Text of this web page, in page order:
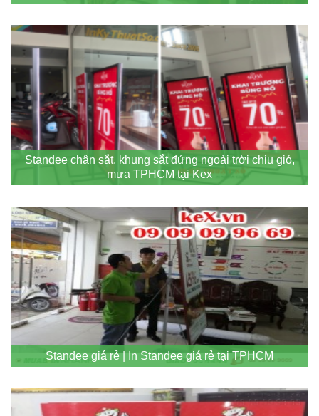
Standee chân sắt, khung sắt đứng ngoài trời chịu gió,
mưa TPHCM tại Kex
Standee giá rẻ | In Standee giá rẻ tại TPHCM